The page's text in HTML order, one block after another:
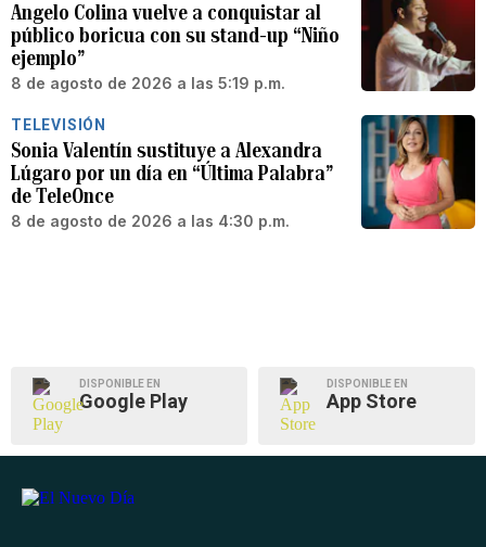
Angelo Colina vuelve a conquistar al
público boricua con su stand-up “Niño
ejemplo”
8 de agosto de 2026 a las 5:19 p.m.
TELEVISIÓN
Sonia Valentín sustituye a Alexandra
Lúgaro por un día en “Última Palabra”
de TeleOnce
8 de agosto de 2026 a las 4:30 p.m.
DISPONIBLE EN
Google Play
DISPONIBLE EN
App Store